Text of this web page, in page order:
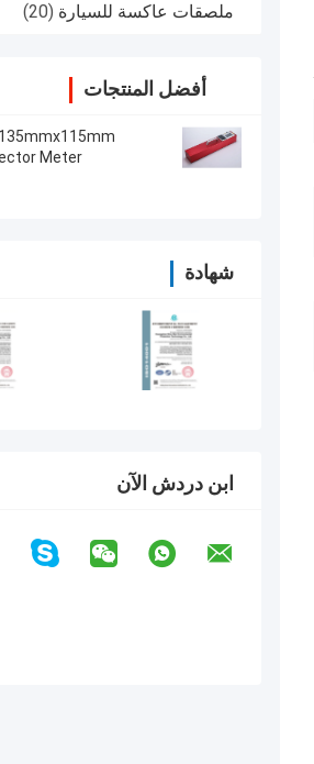
ملصقات عاكسة للسيارة (20)
أفضل المنتجات
Meter
شهادة
ابن دردش الآن